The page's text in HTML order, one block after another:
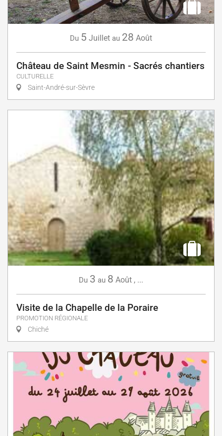
Du 5 Juillet au 28 Août
Château de Saint Mesmin - Sacrés chantiers
CULTURELLE
Saint-André-sur-Sèvre
Du 3 au 8 Août , ...
Visite de la Chapelle de la Poraire
PROMOTION RÉGIONALE
Chiché